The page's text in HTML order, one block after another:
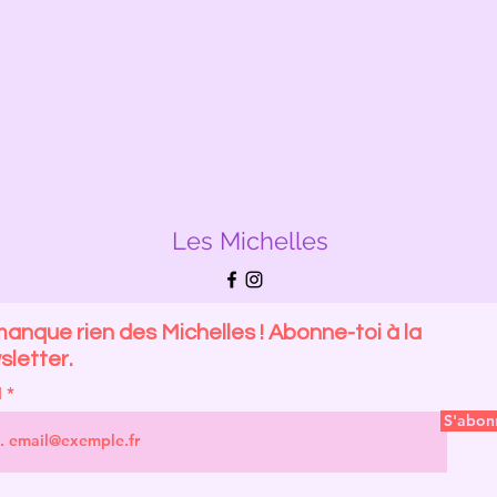
Les Michelles
rien des Michelles ! Abonne-toi à la